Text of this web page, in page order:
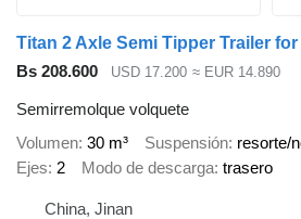
Titan 2 Axle Semi Tipper Trailer for
Bs 208.600
USD 17.200 ≈ EUR 14.890
Semirremolque volquete
Volumen 30 m³ Suspensión resorte/
Ejes 2 Modo de descarga trasero
China, Jinan